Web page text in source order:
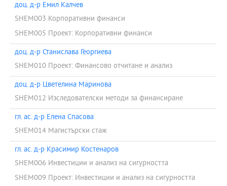
доц. д-р Емил Калчев
SHEM003 Корпоративни финанси
SHEM005 Проект: Корпоративни финанси
доц. д-р Станислава Георгиева
SHEM010 Проект: Финансово отчитане и анализ
доц. д-р Цветелина Маринова
SHEM012 Изследователски методи за финансиране
гл. ас. д-р Елена Спасова
SHEM014 Магистърски стаж
гл. ас. д-р Красимир Костенаров
SHEM006 Инвестиции и анализ на сигурността
SHEM009 Проект: Инвестиции и анализ на сигурността